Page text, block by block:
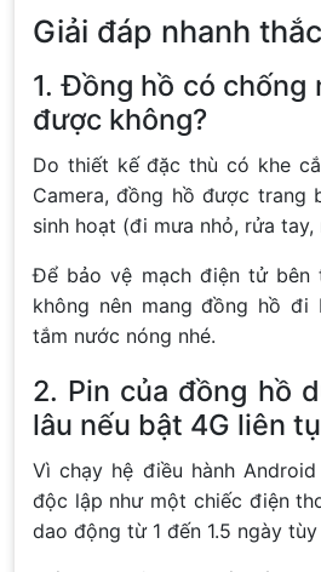
Giải đáp nhanh
1. Đồng hồ có
được không?
Do thiết kế đặc thù có khe
Camera, đồng hồ được trang
sinh hoạt (đi mưa nhỏ, rửa tay,
Để bảo vệ mạch điện tử bên
không nên mang đồng hồ đi
tắm nước nóng nhé.
2. Pin của đồng hồ
lâu nếu bật 4G liên
Vì chạy hệ điều hành
độc lập như một chiếc điện
dao động từ 1 đến 1.5 ngày